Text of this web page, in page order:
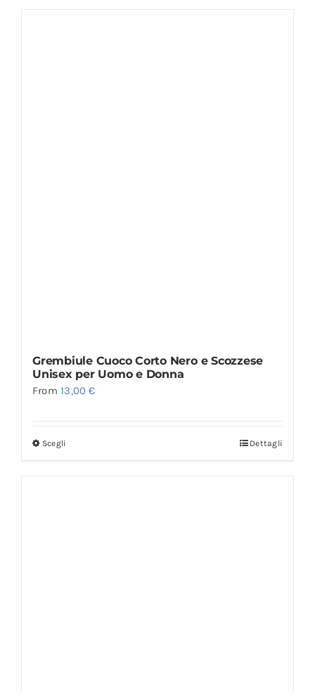
Grembiule Cuoco Corto Nero e Scozzese
Unisex per Uomo e Donna
From13,00€
Scegli Dettagli